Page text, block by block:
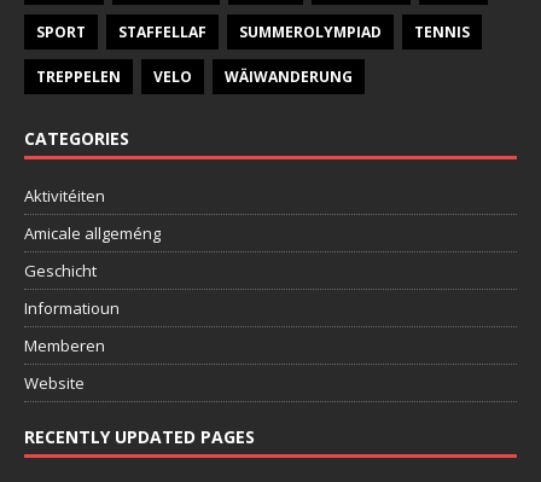
SPORT STAFFELLAF SUMMEROLYMPIAD TENNIS
TREPPELEN VELO WÄIWANDERUNG
CATEGORIES
Aktivitéiten
Amicale allgeméng
Geschicht
Informatioun
Memberen
Website
RECENTLY UPDATED PAGES